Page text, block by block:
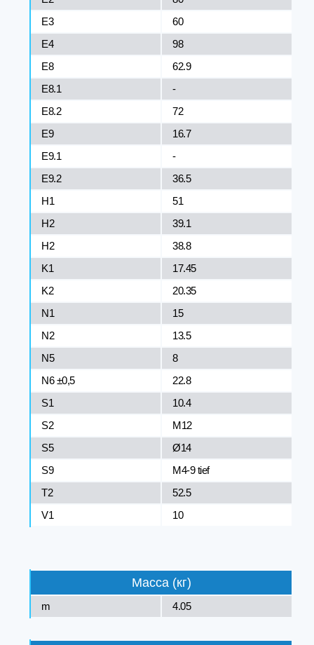
E3
60
Е4
98
E8
62.9
Е8.1
-
E8.2
72
Е9
16.7
E9.1
-
E9.2
36.5
H1
51
H2
39.1
H2
38.8
K1
17.45
K2
20.35
N1
15
N2
13.5
N5
8
N6 ±0,5
22.8
S1
10.4
S2
M12
S5
Ø14
S9
M4-9 tief
T2
52.5
V1
10
Масса (кг)
m 4.05